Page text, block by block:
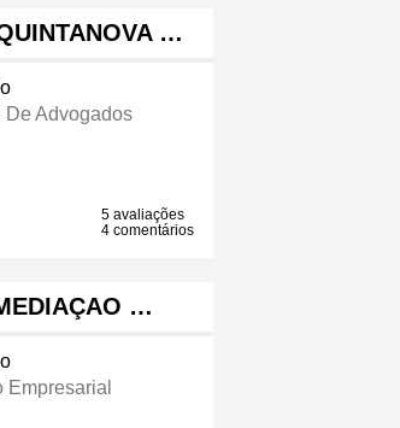
…
De Advogados
5 avaliações
4 comentários
…
Empresarial